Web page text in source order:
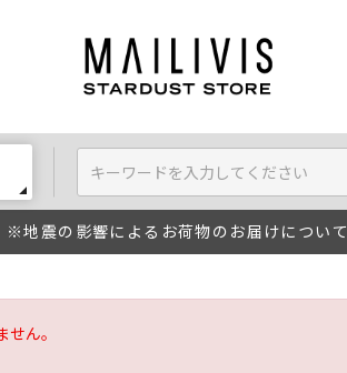
※地震の影響によるお荷物のお届けについて
ん。